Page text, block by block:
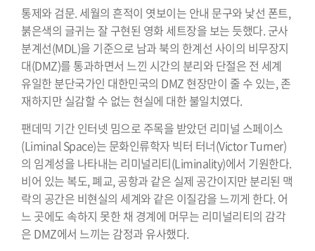
통제와 검문. 세월의 흔적이 엿보이는 안내 문구와 낯선 폰트,
붉은색의 글귀는 잘 구현된 영화 세트장을 보는 듯했다. 군사
분계선(MDL)을 기준으로 남과 북의 한계선 사이의 비무장지
대(DMZ)를 통과하면서 느낀 시간의 분리와 단절은 전 세계
유일한 분단국가인 대한민국의 DMZ 현장만이 줄 수 있는, 존
재하지만 실감할 수 없는 현실에 대한 불일치였다.
팬데믹 기간 인터넷 밈으로 주목을 받았던 리미널 스페이스
(Liminal Space)는 문화인류학자 빅터 터너(Victor Turner)
의 임계성을 나타내는 리미널리티(Liminality)에서 기원한다.
비어 있는 복도, 폐교, 공항과 같은 실제 공간이지만 분리된 맥
락의 공간은 비현실의 세계와 같은 이질감을 느끼게 한다. 어
느 곳에도 속하지 못한 채 경계에 머무는 리미널리티의 감각
은 DMZ에서 느끼는 감정과 유사했다.